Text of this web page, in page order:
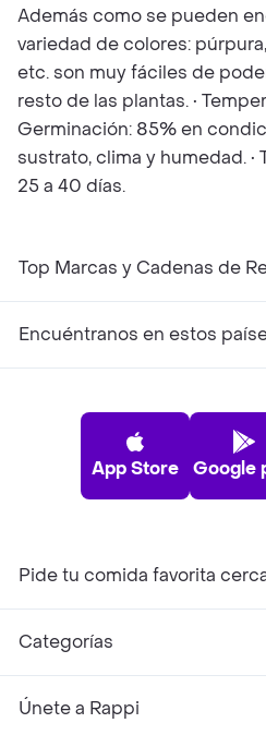
Además como se pueden
variedad de colores:
etc. son muy fáciles de
resto de las plantas. •
Germinación: 85% en
sustrato, clima y humedad.
25 a 40 días.
Top Marcas y Cadenas de
Encuéntranos en estos
App Store Google
Pide tu comida favorita
Categorías
Únete a Rappi